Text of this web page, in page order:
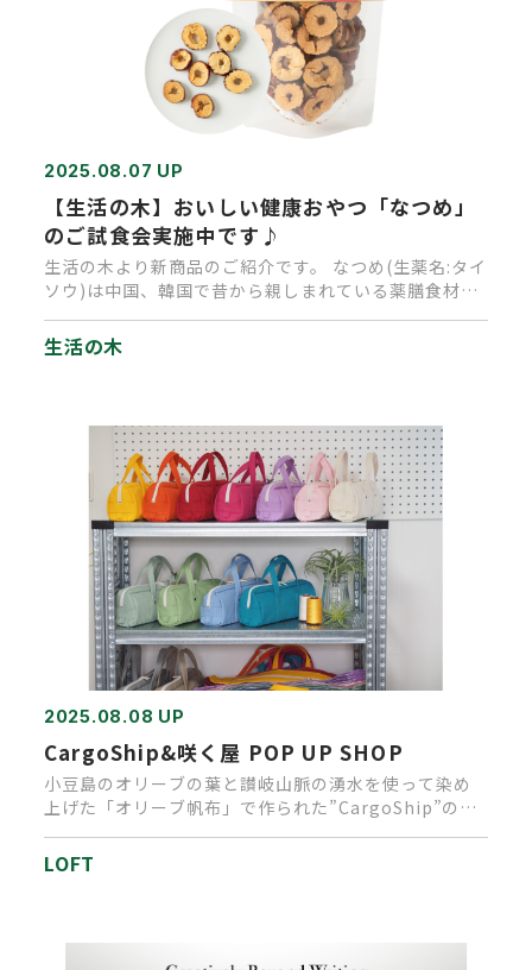
2025.08.07 UP
【生活の木】おいしい健康おやつ「なつめ」
のご試食会実施中です♪
生活の木より新商品のご紹介です。 なつめ(生薬名:タイ
ソウ)は中国、韓国で昔から親しまれている薬膳食材の
生活の木
2025.08.08 UP
CargoShip&咲く屋 POP UP SHOP
小豆島のオリーブの葉と讃岐山脈の湧水を使って染め
上げた「オリーブ帆布」で作られた”CargoShip”のバ
ッグ。“咲く屋…
LOFT